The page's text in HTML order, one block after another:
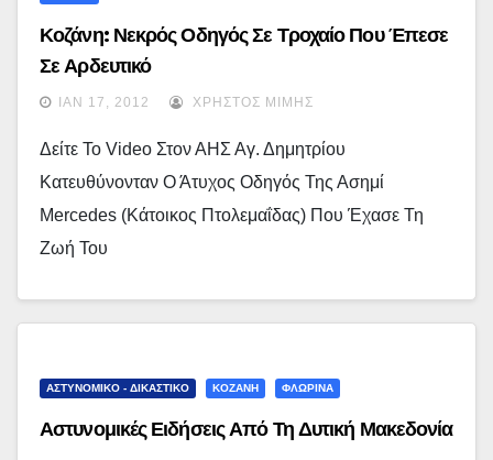
Κοζάνη: Νεκρός Οδηγός Σε Τροχαίο Που Έπεσε
Σε Αρδευτικό
ΙΑΝ 17, 2012 ΧΡΉΣΤΟΣ ΜΊΜΗΣ
Δείτε Το Video Στον ΑΗΣ Αγ. Δημητρίου
Κατευθύνονταν Ο Άτυχος Οδηγός Της Ασημί
Mercedes (κάτοικος Πτολεμαΐδας) Που Έχασε Τη
Ζωή Του
ΑΣΤΥΝΟΜΙΚΟ - ΔΙΚΑΣΤΙΚΟ ΚΟΖΑΝΗ ΦΛΩΡΙΝΑ
Αστυνομικές Ειδήσεις Από Τη Δυτική Μακεδονία